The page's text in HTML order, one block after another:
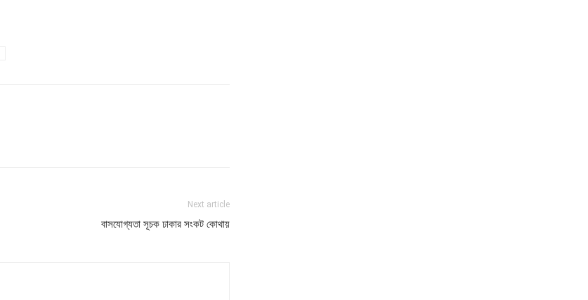
Next article
বাসযোগ্যতা সূচক ঢাকার সংকট কোথায়